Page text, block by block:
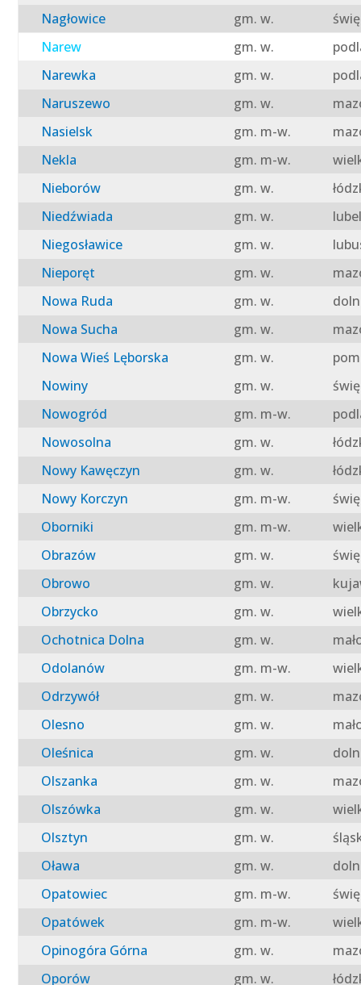
Nagłowice
gm. w.
Narew
gm. w.
Narewka
gm. w.
Naruszewo
gm. w.
Nasielsk
gm. m-w.
Nekla
gm. m-w.
Nieborów
gm. w.
Niedźwiada
gm. w.
Niegosławice
gm. w.
Nieporęt
gm. w.
Nowa Ruda
gm. w.
Nowa Sucha
gm. w.
Nowa Wieś Lęborska
gm. w.
Nowiny
gm. w.
Nowogród
gm. m-w.
Nowosolna
gm. w.
Nowy Kawęczyn
gm. w.
Nowy Korczyn
gm. m-w.
Oborniki
gm. m-w.
Obrazów
gm. w.
Obrowo
gm. w.
Obrzycko
gm. w.
Ochotnica Dolna
gm. w.
Odolanów
gm. m-w.
Odrzywół
gm. w.
Olesno
gm. w.
Oleśnica
gm. w.
Olszanka
gm. w.
Olszówka
gm. w.
Olsztyn
gm. w.
Oława
gm. w.
Opatowiec
gm. m-w.
Opatówek
gm. m-w.
Opinogóra Górna
gm. w.
Oporów
gm. w.